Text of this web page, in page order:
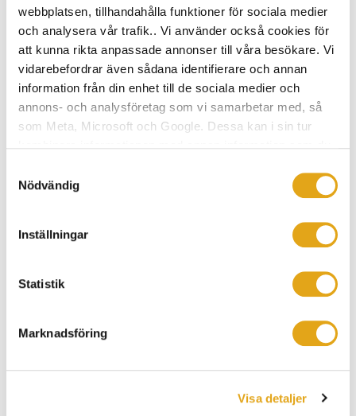
webbplatsen, tillhandahålla funktioner för sociala medier
och analysera vår trafik.. Vi använder också cookies för
att kunna rikta anpassade annonser till våra besökare. Vi
vidarebefordrar även sådana identifierare och annan
information från din enhet till de sociala medier och
annons- och analysföretag som vi samarbetar med, så
som Meta, Microsoft och Google. Dessa kan i sin tur
använt deras tjänster.
Nödvändig
Inställningar
Statistik
Marknadsföring
Visa detaljer
byggt hus tillsammans i många,
många år. Den erfarenheten ger en
kunskap som hjälper oss att
leverera välbyggda trähus av hög
kvalitet även i tuffare tider, vilket är
våra kunder.
Prognoscentrets NKI-undersökning, Nöjd Kund Index,
har genomförts i samarbete med branschens aktörer
och bygger på cirka 2 000 svar från köpare av